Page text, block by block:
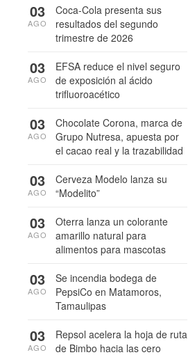
Coca-Cola presenta sus
resultados del segundo
trimestre de 2026
03
AGO
EFSA reduce el nivel seguro
de exposición al ácido
trifluoroacético
03
AGO
Chocolate Corona, marca de
Grupo Nutresa, apuesta por
el cacao real y la trazabilidad
03
AGO
Cerveza Modelo lanza su
“Modelito”
03
AGO
Oterra lanza un colorante
amarillo natural para
alimentos para mascotas
03
AGO
Se incendia bodega de
PepsiCo en Matamoros,
Tamaulipas
03
AGO
Repsol acelera la hoja de ruta
de Bimbo hacia las cero
03
AGO